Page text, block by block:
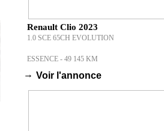
Renault Clio 2023
1.0 SCE 65CH EVOLUTION
ESSENCE - 49 145 KM
→ Voir l'annonce